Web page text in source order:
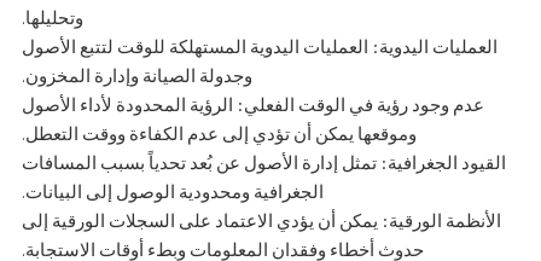
وتحليلها.
العمليات اليدوية: العمليات اليدوية المستهلكة للوقت لتتبع الأصول
وجدولة الصيانة وإدارة المخزون.
عدم وجود رؤية في الوقت الفعلي: الرؤية المحدودة لأداء الأصول
وموقعها يمكن أن تؤدي إلى عدم الكفاءة ووقت التعطل.
القيود الجغرافية: تمثل إدارة الأصول عن بُعد تحدياً بسبب المسافات
الجغرافية ومحدودية الوصول إلى البيانات.
الأنظمة الورقية: يمكن أن يؤدي الاعتماد على السجلات الورقية إلى
حدوث أخطاء وفقدان المعلومات وبطء أوقات الاستجابة.